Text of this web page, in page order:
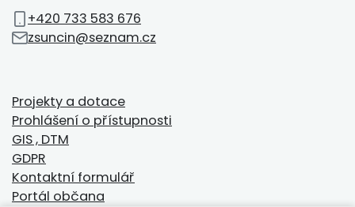
+420 733 583 676
zsuncin@seznam.cz
Projekty a dotace
Prohlášení o přístupnosti
GIS , DTM
GDPR
Kontaktní formulář
Portál občana